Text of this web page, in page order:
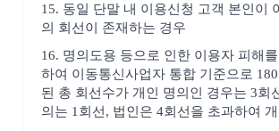
15. 동일 단말 내 이용신청 고객 본인이
의 회선이 존재하는 경우
16. 명의도용 등으로 인한 이용자 피해
하여 이동통신사업자 통합 기준으로
된 총 회선수가 개인 명의인 경우는 3회
의는 1회선, 법인은 4회선을 초과하여